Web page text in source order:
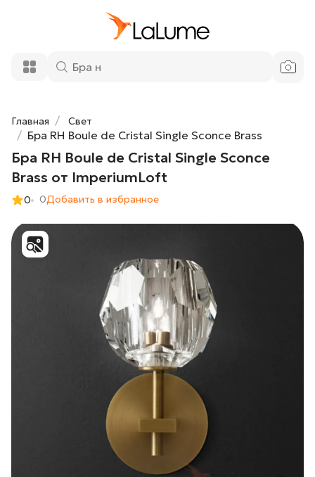
Главная Свет
Бра RH Boule de Cristal Single Sconce Brass
Бра RH Boule de Cristal Single Sconce
Brass от ImperiumLoft
0 0Добавить в избранное
Brass от ImperiumLoft